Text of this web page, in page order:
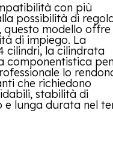
con più
possibilità di
modello offre
di impiego. La
cilindri, la cilindrata
componentistica
lo
che richiedono
stabilità di
e lunga durata nel